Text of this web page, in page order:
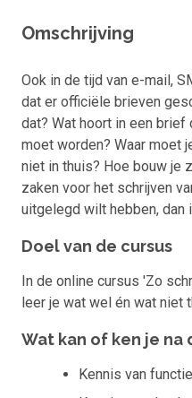
Omschrijving
Ook in de tijd van e-mail,
dat er officiële brieven
dat? Wat hoort in een
moet worden? Waar moet
niet in thuis? Hoe bouw je
zaken voor het schrijven
uitgelegd wilt hebben,
Doel van de cursus
In de online cursus 'Zo
leer je wat wel én wat niet
Wat kan of ken je na
Kennis van